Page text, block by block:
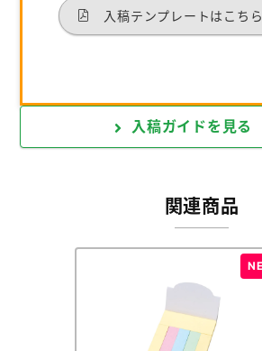
入稿テンプレートはこちら
入稿ガイドを見る
関連商品